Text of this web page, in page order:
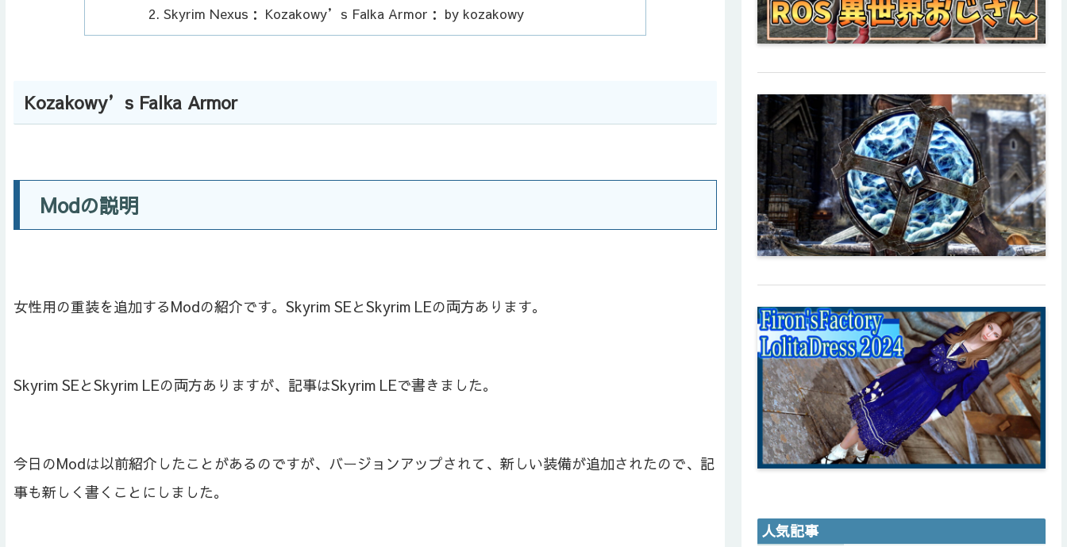
Skyrim Nexus： Kozakowy’s Falka Armor： by kozakowy
Kozakowy’s Falka Armor
Modの説明
女性用の重装を追加するModの紹介です。Skyrim SEとSkyrim LEの両方あります。
Skyrim SEとSkyrim LEの両方ありますが、記事はSkyrim LEで書きました。
今日のModは以前紹介したことがあるのですが、バージョンアップされて、新しい装備が追加されたので、記
事も新しく書くことにしました。
人気記事